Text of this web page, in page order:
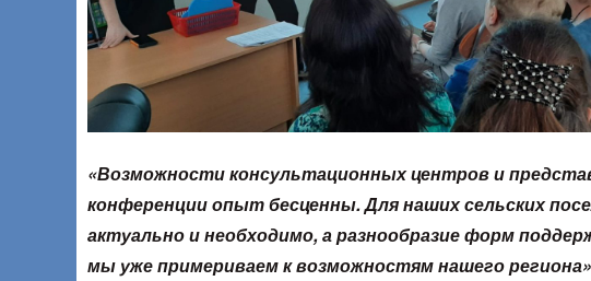
«Возможности консультационных центров и
конференции опыт бесценны. Для наших сельских
актуально и необходимо, а разнообразие форм
мы уже примериваем к возможностям нашего региона»